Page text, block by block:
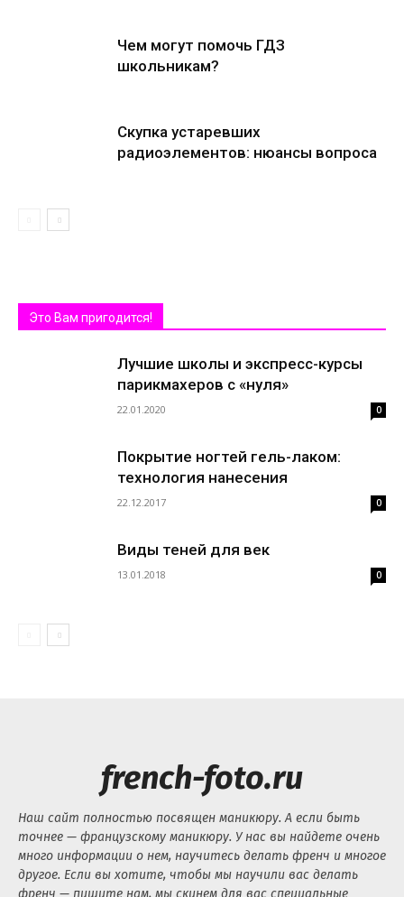
Чем могут помочь ГДЗ
школьникам?
Скупка устаревших
радиоэлементов: нюансы вопроса
Это Вам пригодится!
Лучшие школы и экспресс-курсы
парикмахеров с «нуля»
22.01.2020 0
Покрытие ногтей гель-лаком:
технология нанесения
22.12.2017 0
Виды теней для век
13.01.2018 0
french-foto.ru
Наш сайт полностью посвящен маникюру. А если быть
точнее — французскому маникюру. У нас вы найдете очень
много информации о нем, научитесь делать френч и многое
другое. Если вы хотите, чтобы мы научили вас делать
френч — пишите нам, мы скинем для вас специальные